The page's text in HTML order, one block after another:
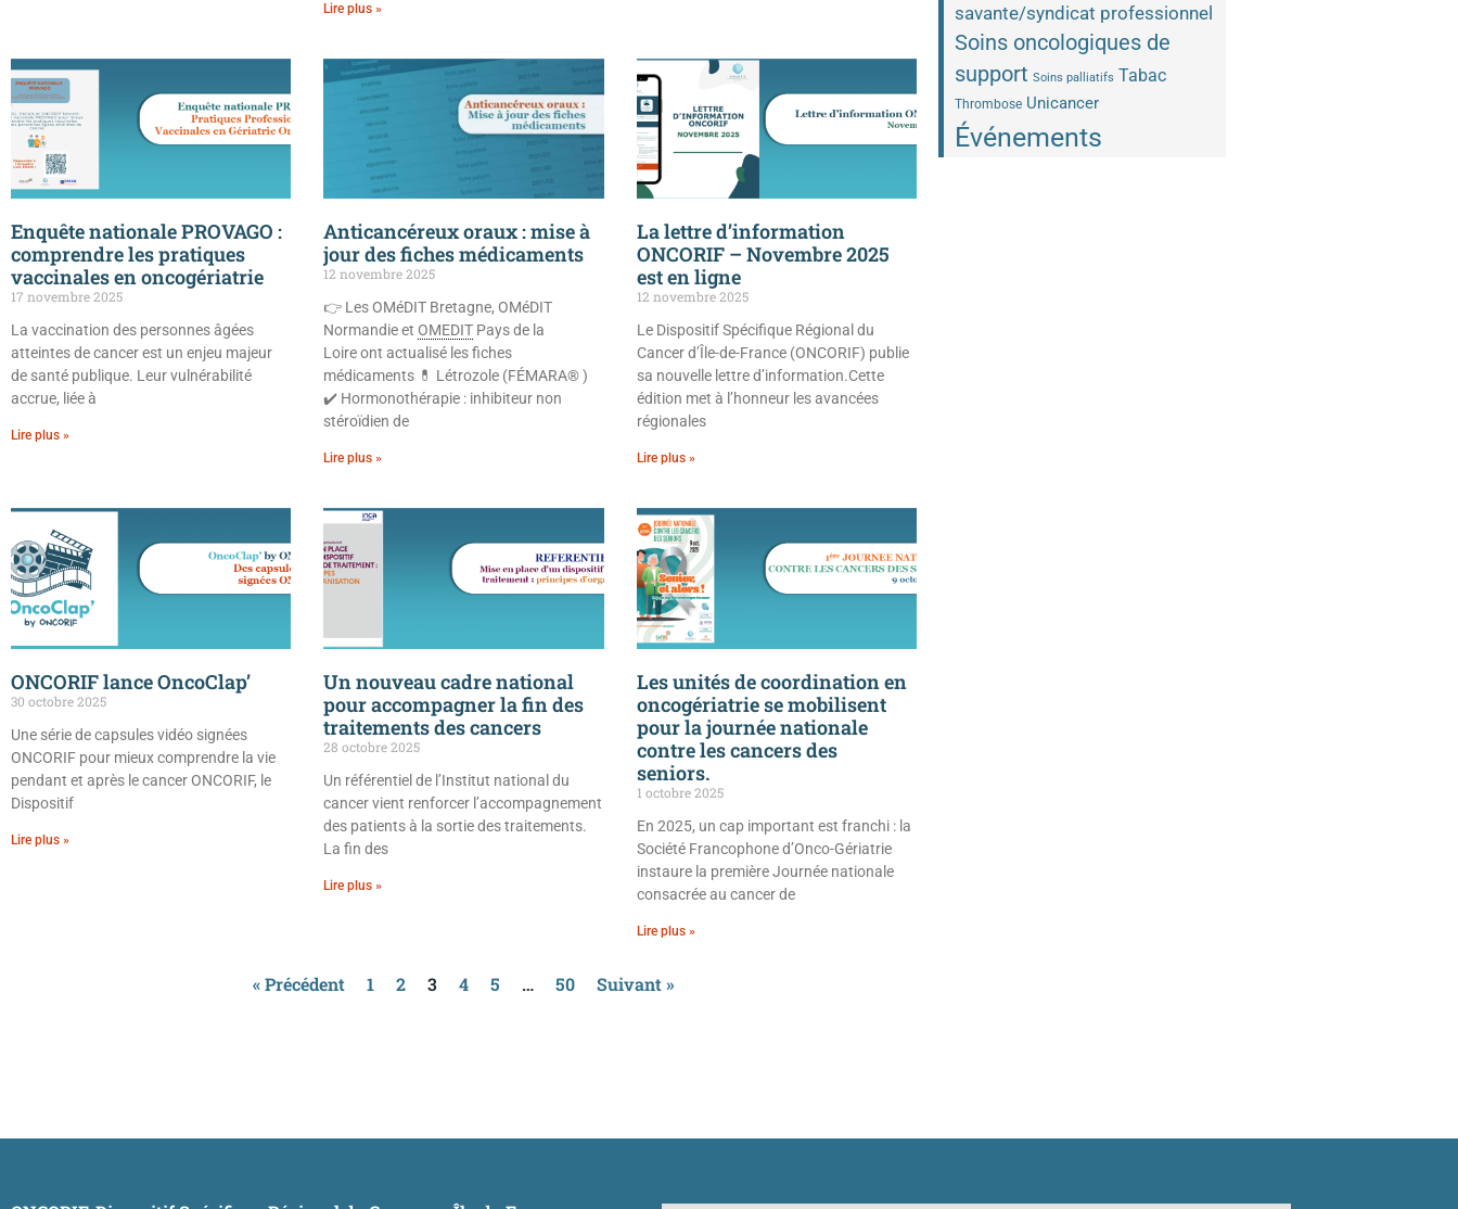
Lire plus »
Enquête nationale PROVAGO :
comprendre les pratiques
vaccinales en oncogériatrie
17 novembre 2025
La vaccination des personnes âgées
atteintes de cancer est un enjeu majeur
de santé publique. Leur vulnérabilité
accrue, liée à
Lire plus »
Anticancéreux oraux : mise à
jour des fiches médicaments
12 novembre 2025
👉 Les OMéDIT Bretagne, OMéDIT
Normandie etOMEDIT Pays de la
Loire ont actualisé les fiches
médicaments 💊 Létrozole (FÉMARA® )
✔️ Hormonothérapie : inhibiteur non
stéroïdien de
Lire plus »
La lettre d’information
ONCORIF – Novembre 2025
est en ligne
12 novembre 2025
Le Dispositif Spécifique Régional du
Cancer d’Île-de-France (ONCORIF) publie
sa nouvelle lettre d’information.Cette
édition met à l’honneur les avancées
régionales
Lire plus »
ONCORIF lance OncoClap’
30 octobre 2025
Une série de capsules vidéo signées
ONCORIF pour mieux comprendre la vie
pendant et après le cancer ONCORIF, le
Dispositif
Lire plus »
Un nouveau cadre national
pour accompagner la fin des
traitements des cancers
28 octobre 2025
Un référentiel de l’Institut national du
cancer vient renforcer l’accompagnement
des patients à la sortie des traitements.
La fin des
Lire plus »
Les unités de coordination en
oncogériatrie se mobilisent
pour la journée nationale
contre les cancers des
seniors.
1 octobre 2025
En 2025, un cap important est franchi : la
Société Francophone d’Onco-Gériatrie
instaure la première Journée nationale
consacrée au cancer de
Lire plus »
« Précédent 1 2 3 4 5 … 50 Suivant »
savante/syndicat professionnel
Soins oncologiques de
support Soins palliatifs Tabac
Thrombose Unicancer
Événements